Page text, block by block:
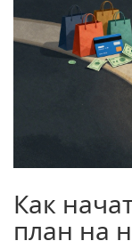
Как
план на